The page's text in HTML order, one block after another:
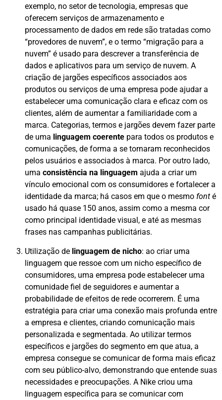
exemplo, no setor de tecnologia, empresas que
oferecem serviços de armazenamento e
processamento de dados em rede são tratadas como
“provedores de nuvem”, e o termo “migração para a
nuvem” é usado para descrever a transferência de
dados e aplicativos para um serviço de nuvem. A
criação de jargões específicos associados aos
produtos ou serviços de uma empresa pode ajudar a
estabelecer uma comunicação clara e eficaz com os
clientes, além de aumentar a familiaridade com a
marca. Categorias, termos e jargões devem fazer parte
de uma linguagem coerente para todos os produtos e
comunicações, de forma a se tornaram reconhecidos
pelos usuários e associados à marca. Por outro lado,
uma consistência na linguagem ajuda a criar um
vínculo emocional com os consumidores e fortalecer a
identidade da marca; há casos em que o mesmo font é
usado há quase 150 anos, assim como a mesma cor
como principal identidade visual, e até as mesmas
frases nas campanhas publicitárias.
Utilização de linguagem de nicho: ao criar uma
linguagem que ressoe com um nicho específico de
consumidores, uma empresa pode estabelecer uma
comunidade fiel de seguidores e aumentar a
probabilidade de efeitos de rede ocorrerem. É uma
estratégia para criar uma conexão mais profunda entre
a empresa e clientes, criando comunicação mais
personalizada e segmentada. Ao utilizar termos
específicos e jargões do segmento em que atua, a
empresa consegue se comunicar de forma mais eficaz
com seu público-alvo, demonstrando que entende suas
necessidades e preocupações. A Nike criou uma
linguagem específica para se comunicar com